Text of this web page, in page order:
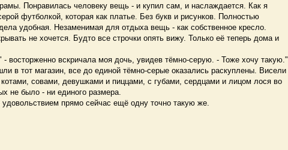
Понравилась человеку вещь - и купил сам, и наслаждается. Как я
футболкой, которая как платье. Без букв и рисунков. Полностью
удобная. Незаменимая для отдыха вещь - как собственное кресло.
не хочется. Будто все строчки опять вижу. Только её теперь дома и
вскричала моя дочь, увидев тёмно-серую. - Тоже хочу такую."
в тот магазин, все до единой тёмно-серые оказались раскуплены. Висели
совами, девушками и пиццами, с губами, сердцами и лицом лося во
не было - ни единого размера.
прямо сейчас ещё одну точно такую же.